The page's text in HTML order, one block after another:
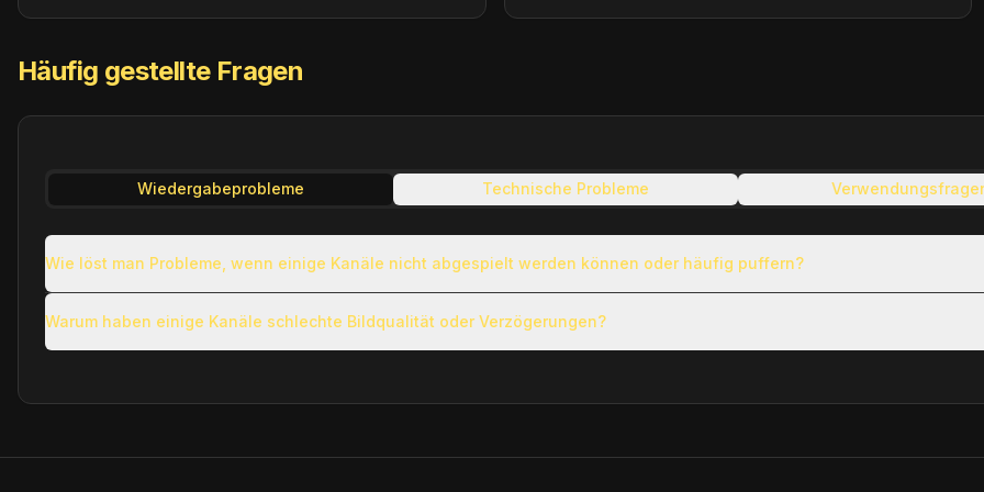
Häufig gestellte Fragen
Wiedergabeprobleme Technische Probleme
Wie löst man Probleme, wenn einige Kanäle nicht abgespielt werden können oder häufig puffern?
Warum haben einige Kanäle schlechte Bildqualität oder Verzögerungen?